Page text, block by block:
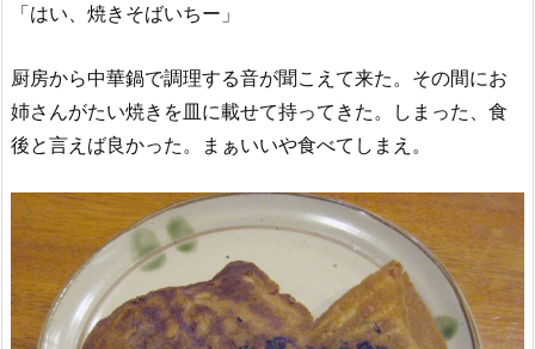
「はい、焼きそばいちー」
厨房から中華鍋で調理する音が聞こえて来た。その間にお
姉さんがたい焼きを皿に載せて持ってきた。しまった、食
後と言えば良かった。まぁいいや食べてしまえ。